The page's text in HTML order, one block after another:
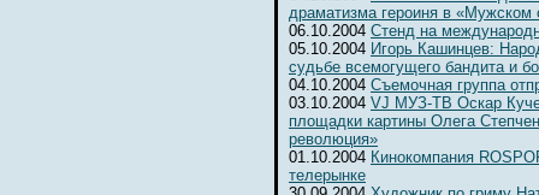
драматизма героиня в «Мужском
06.10.2004 Cтенд на
05.10.2004 Игорь Кашинцев:
судьбе всемогущего бандита и
04.10.2004 Съемочная группа
03.10.2004 VJ МУЗ-ТВ Оскар
площадки картины Олега
революция»
01.10.2004 Кинокомпания
телерынке